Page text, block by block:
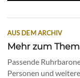
AUS DEM ARCHIV
Mehr zum
Passende
Personen und